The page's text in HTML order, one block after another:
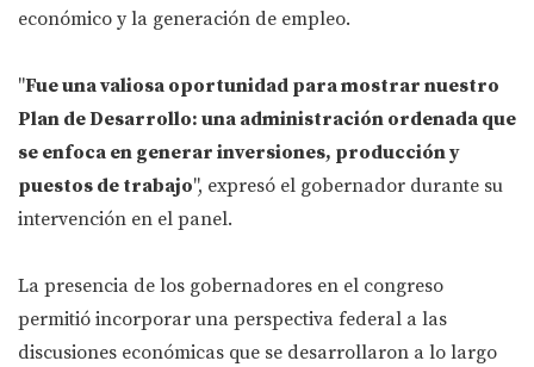
económico y la generación de empleo.
"Fue una valiosa oportunidad para mostrar nuestro
Plan de Desarrollo: una administración ordenada que
se enfoca en generar inversiones, producción y
puestos de trabajo", expresó el gobernador durante su
intervención en el panel.
La presencia de los gobernadores en el congreso
permitió incorporar una perspectiva federal a las
discusiones económicas que se desarrollaron a lo largo